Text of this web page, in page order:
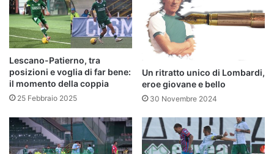
Lescano-Patierno, tra
posizioni e voglia di far bene:
il momento della coppia
25 Febbraio 2025
Un ritratto unico di Lombardi,
eroe giovane e bello
30 Novembre 2024